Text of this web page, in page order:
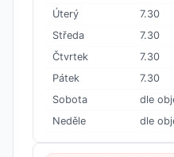
Úterý
7.30
Středa
7.30
Čtvrtek
7.30
Pátek
7.30
Sobota
dle
Neděle
dle